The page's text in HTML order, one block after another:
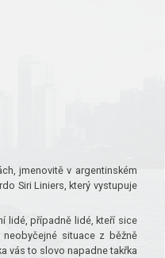
jmenovitě v argentinském
Siri Liniers, který vystupuje
lidé, případně lidé, kteří sice
situace z běžně
vás to slovo napadne takřka